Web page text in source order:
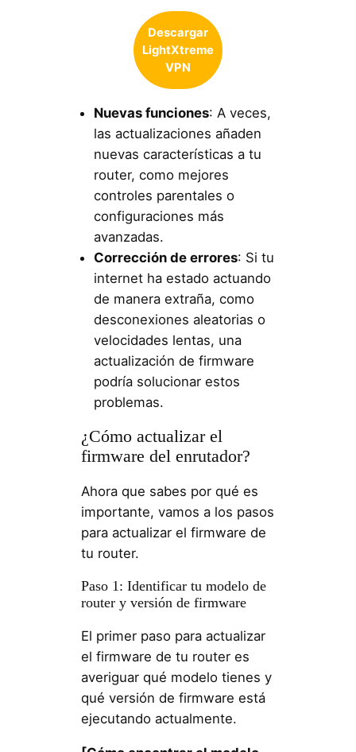
Descargar
LightXtreme
VPN
Nuevas funciones: A veces,
las actualizaciones añaden
nuevas características a tu
router, como mejores
controles parentales o
configuraciones más
avanzadas.
Corrección de errores: Si tu
internet ha estado actuando
de manera extraña, como
desconexiones aleatorias o
velocidades lentas, una
actualización de firmware
podría solucionar estos
problemas.
¿Cómo actualizar el
firmware del enrutador?
Ahora que sabes por qué es
importante, vamos a los pasos
para actualizar el firmware de
tu router.
Paso 1: Identificar tu modelo de
router y versión de firmware
El primer paso para actualizar
el firmware de tu router es
averiguar qué modelo tienes y
qué versión de firmware está
ejecutando actualmente.